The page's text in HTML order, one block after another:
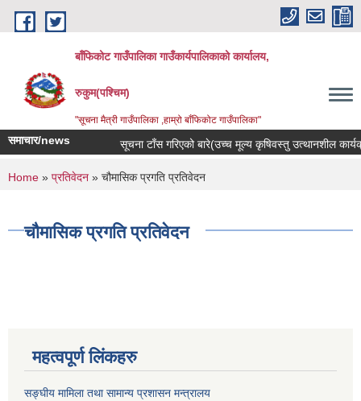
Skip to main content
बाँफिकोट गाउँपालिका गाउँकार्यपालिकाको कार्यालय,
रुकुम(पश्चिम)
"सूचना मैत्री गाउँपालिका ,हाम्रो बाँफिकोट गाउँपालिका"
समाचार/news सूचना टाँस गरिएको बारे(उच्च मूल्य कृषिवस्तु उत्थानशील
You are here
Home » प्रतिवेदन » चौमासिक प्रगति प्रतिवेदन
चौमासिक प्रगति प्रतिवेदन
महत्वपूर्ण लिंकहरु
सङ्घीय मामिला तथा सामान्य प्रशासन मन्त्रालय